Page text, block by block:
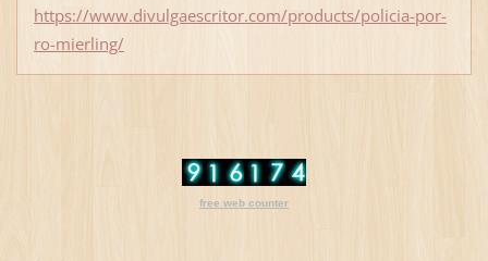
https://www.divulgaescritor.com/products/policia-por-
ro-mierling/
free web counter